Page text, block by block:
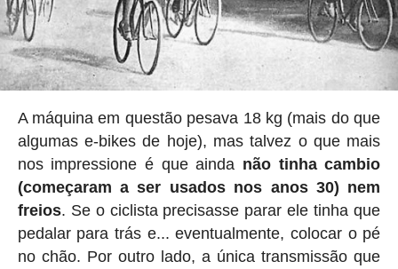
A máquina em questão pesava 18 kg (mais do que
algumas e-bikes de hoje), mas talvez o que mais
nos impressione é que ainda não tinha cambio
(começaram a ser usados nos anos 30) nem
freios. Se o ciclista precisasse parar ele tinha que
pedalar para trás e... eventualmente, colocar o pé
no chão. Por outro lado, a única transmissão que